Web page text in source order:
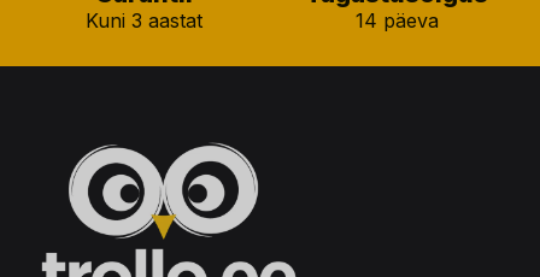
Kuni 3 aastat 14 päeva